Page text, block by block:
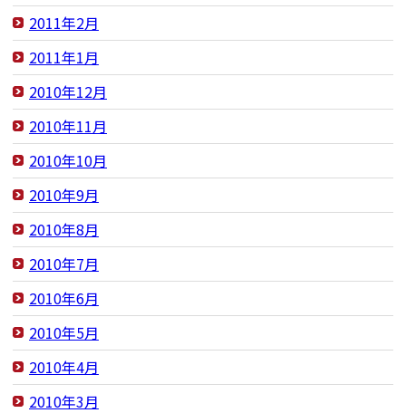
2011年2月
2011年1月
2010年12月
2010年11月
2010年10月
2010年9月
2010年8月
2010年7月
2010年6月
2010年5月
2010年4月
2010年3月